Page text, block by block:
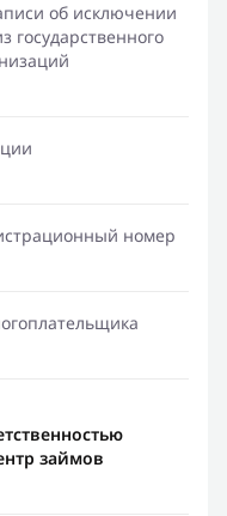
об исключении
государственного
номер
займов